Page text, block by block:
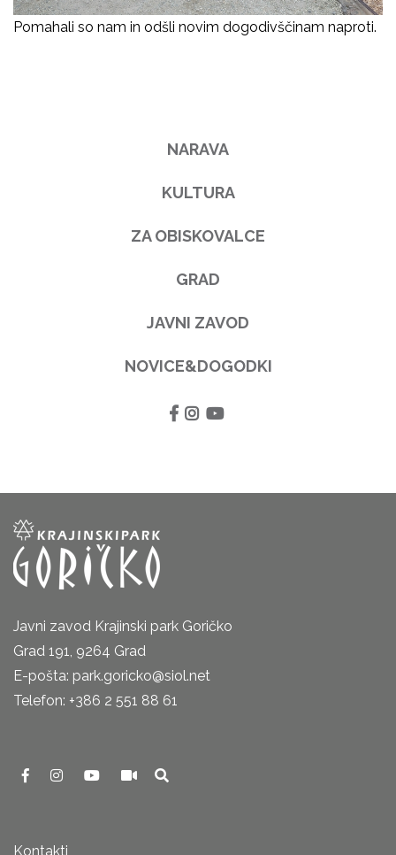
Pomahali so nam in odšli novim dogodivščinam naproti.
NARAVA
KULTURA
ZA OBISKOVALCE
GRAD
JAVNI ZAVOD
NOVICE&DOGODKI
Javni zavod Krajinski park Goričko
Grad 191, 9264 Grad
E-pošta: park.goricko@siol.net
Telefon: +386 2 551 88 61
Kontakti